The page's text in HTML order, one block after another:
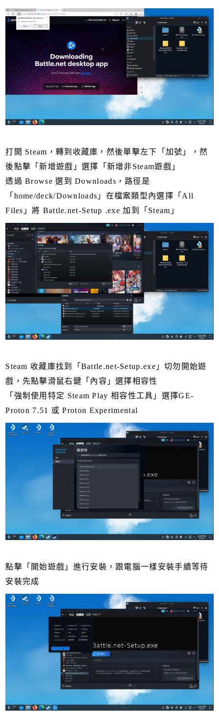
打開 Steam，轉到收藏庫，然後單擊左下「加號」，然
後點擊「新增遊戲」選擇「新增非Steam遊戲」
透過 Browse 選到 Downloads，路徑是
「home/deck/Downloads」在檔案類型內選擇「All
Files」將 Battle.net-Setup .exe 加到「Steam」
Steam 收藏庫找到「Battle.net-Setup.exe」切勿開始遊
戲，先點擊滑鼠右鍵「內容」選擇相容性
「強制使用特定 Steam Play 相容性工具」選擇GE-
Proton 7.51 或 Proton Experimental
點擊「開始遊戲」進行安裝，跟電腦一樣安裝手續等待
安裝完成